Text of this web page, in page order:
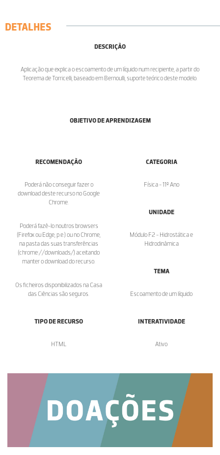
DETALHES
DESCRIÇÃO
Aplicação que explica o escoamento de um líquido num recipiente, a partir do
Teorema de Torricelli, baseado em Bernoulli, suporte teórico deste modelo.
OBJETIVO DE APRENDIZAGEM
RECOMENDAÇÃO
Poderá não conseguir fazer o
download deste recurso no Google
Chrome.
Poderá fazê-lo noutros browsers
(Firefox ou Edge, p.e.) ou no Chrome,
na pasta das suas transferências
(chrome://downloads/) aceitando
manter o download do recurso.
Os ficheiros disponibilizados na Casa
das Ciências são seguros.
CATEGORIA
Física - 11º Ano
UNIDADE
Módulo F2 - Hidrostática e
Hidrodinâmica
TEMA
Escoamento de um líquido
TIPO DE RECURSO
HTML
INTERATIVIDADE
Ativo